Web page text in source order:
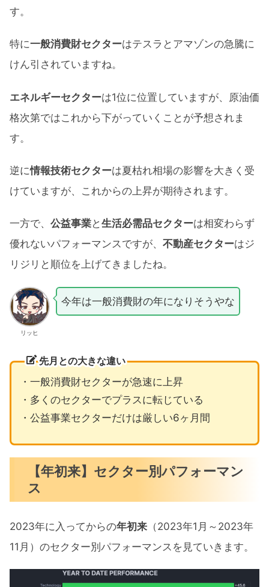
す。
特に一般消費財セクターはテスラとアマゾンの急騰に
けん引されていますね。
エネルギーセクターは1位に位置していますが、原油価
格次第ではこれから下がっていくことが予想されま
す。
逆に情報技術セクターは夏枯れ相場の影響を大きく受
けていますが、これからの上昇が期待されます。
一方で、 公益事業と生活必需品セクターは相変わらず
優れないパフォーマンスですが、 不動産セクターはジ
リジリと順位を上げてきましたね。
リッヒ
今年は一般消費財の年になりそうやな
先月との大きな違い
・一般消費財セクターが急速に上昇
・多くのセクターでプラスに転じている
・公益事業セクターだけは厳しい6ヶ月間
【年初来】セクター別パフォーマン
ス
2023年に入ってからの年初来 （2023年1月～2023年
11月）のセクター別パフォーマンスを見ていきます。